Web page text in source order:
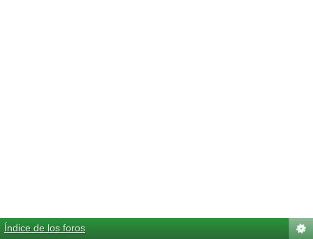
Índice de los foros